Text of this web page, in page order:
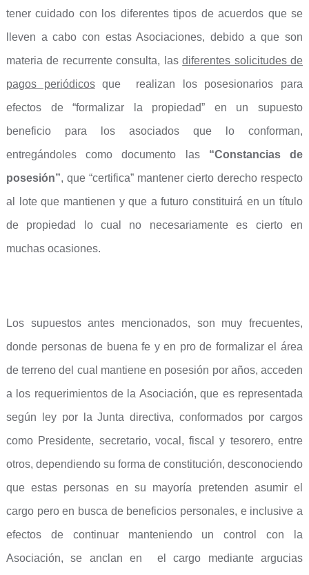
tener cuidado con los diferentes tipos de acuerdos que se
lleven a cabo con estas Asociaciones, debido a que son
materia de recurrente consulta, lasdiferentes solicitudes de
pagos periódicosque realizan los posesionarios para
efectos de “formalizar la propiedad” en un supuesto
beneficio para los asociados que lo conforman,
entregándoles como documento las“Constancias de
posesión”, que “certifica” mantener cierto derecho respecto
al lote que mantienen y que a futuro constituirá en un título
de propiedad lo cual no necesariamente es cierto en
muchas ocasiones.
Los supuestos antes mencionados, son muy frecuentes,
donde personas de buena fe y en pro de formalizar el área
de terreno del cual mantiene en posesión por años, acceden
a los requerimientos de la Asociación, que es representada
según ley por la Junta directiva, conformados por cargos
como Presidente, secretario, vocal, fiscal y tesorero, entre
otros, dependiendo su forma de constitución, desconociendo
que estas personas en su mayoría pretenden asumir el
cargo pero en busca de beneficios personales, e inclusive a
efectos de continuar manteniendo un control con la
Asociación, se anclan en el cargo mediante argucias